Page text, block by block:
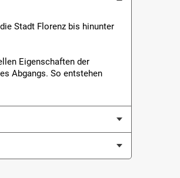
Stadt Florenz bis hinunter
Eigenschaften der
Abgangs. So entstehen